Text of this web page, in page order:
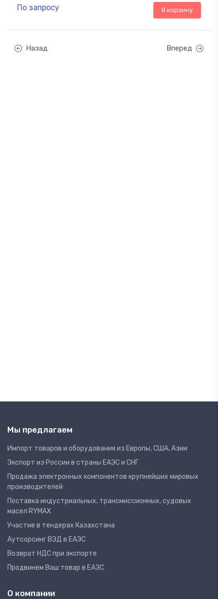
По запросу В корзину
Назад Вперед
Мы предлагаем
Импорт товаров и оборудования из Европы, США, Азии
Экспорт из России в страны ЕАЭС и СНГ
Продажа электронных компонентов крупнейших мировых
производителей
Поставка индустриальных, трансмиссионных, судовых
масел RYMAX
Участие в тендерах Казахстана
Аутсорсинг ВЭД в ЕАЭС
Возврат НДС при экспорте
Продвинем Ваш товар в ЕАЭС
О компании